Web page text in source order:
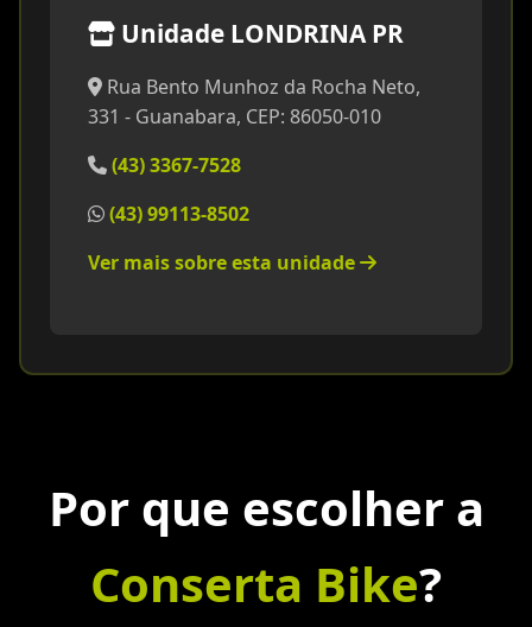
Unidade LONDRINA PR
Rua Bento Munhoz da Rocha Neto,
331 - Guanabara, CEP: 86050-010
(43) 3367-7528
(43) 99113-8502
Ver mais sobre esta unidade
Por que escolher a
Conserta Bike?